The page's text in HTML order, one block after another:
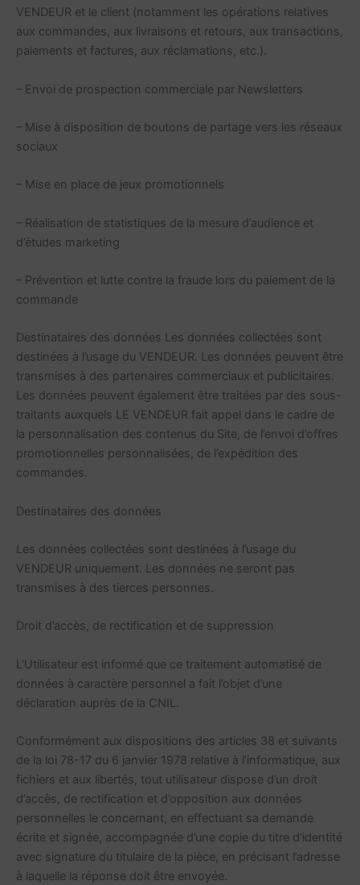
VENDEUR et le client (notamment les opérations relatives
aux commandes, aux livraisons et retours, aux transactions,
paiements et factures, aux réclamations, etc.).
– Envoi de prospection commerciale par Newsletters
– Mise à disposition de boutons de partage vers les réseaux
sociaux
– Mise en place de jeux promotionnels
– Réalisation de statistiques de la mesure d’audience et
d’études marketing
– Prévention et lutte contre la fraude lors du paiement de la
commande
Destinataires des données Les données collectées sont
destinées à l’usage du VENDEUR. Les données peuvent être
transmises à des partenaires commerciaux et publicitaires.
Les données peuvent également être traitées par des sous-
traitants auxquels LE VENDEUR fait appel dans le cadre de
la personnalisation des contenus du Site, de l’envoi d’offres
promotionnelles personnalisées, de l’expédition des
commandes.
Destinataires des données
Les données collectées sont destinées à l’usage du
VENDEUR uniquement. Les données ne seront pas
transmises à des tierces personnes.
Droit d’accès, de rectification et de suppression
L’Utilisateur est informé que ce traitement automatisé de
données à caractère personnel a fait l’objet d’une
déclaration auprès de la CNIL.
Conformément aux dispositions des articles 38 et suivants
de la loi 78-17 du 6 janvier 1978 relative à l’informatique, aux
fichiers et aux libertés, tout utilisateur dispose d’un droit
d’accès, de rectification et d’opposition aux données
personnelles le concernant, en effectuant sa demande
écrite et signée, accompagnée d’une copie du titre d’identité
avec signature du titulaire de la pièce, en précisant l’adresse
à laquelle la réponse doit être envoyée.